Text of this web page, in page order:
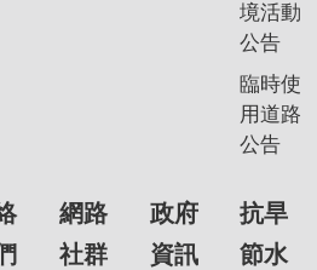
境活動
公告
臨時使
用道路
公告
網路
社群
政府
資訊
抗旱
節水